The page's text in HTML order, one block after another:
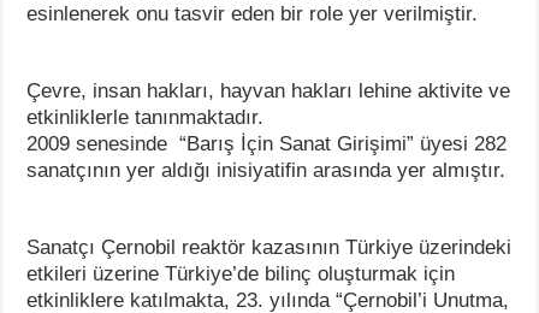
esinlenerek onu tasvir eden bir role yer verilmiştir.
Çevre, insan hakları, hayvan hakları lehine aktivite ve
etkinliklerle tanınmaktadır.
2009 senesinde “Barış İçin Sanat Girişimi” üyesi 282
sanatçının yer aldığı inisiyatifin arasında yer almıştır.
Sanatçı Çernobil reaktör kazasının Türkiye üzerindeki
etkileri üzerine Türkiye’de bilinç oluşturmak için
etkinliklere katılmakta, 23. yılında “Çernobil’i Unutma,